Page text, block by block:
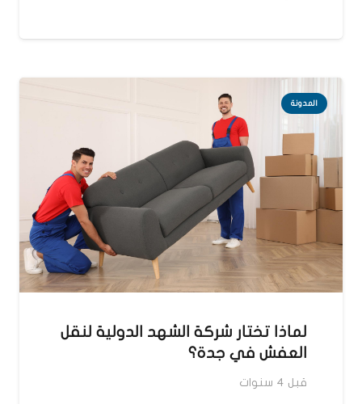
المدونة
لماذا تختار شركة الشهد الدولية لنقل
العفش في جدة؟
قبل 4 سنوات